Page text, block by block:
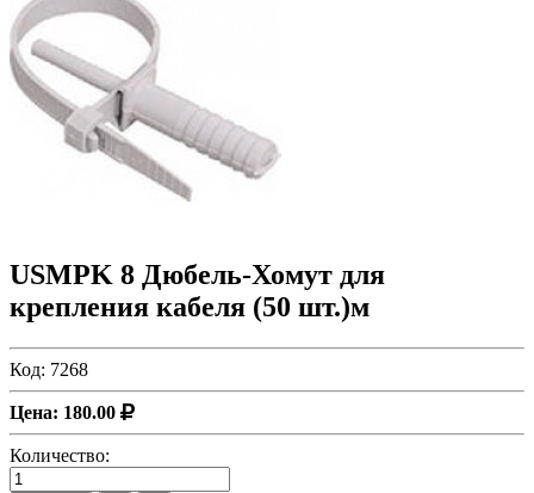
USMPK 8 Дюбель-Хомут для
крепления кабеля (50 шт.)м
Код: 7268
Цена: 180.00
Количество: